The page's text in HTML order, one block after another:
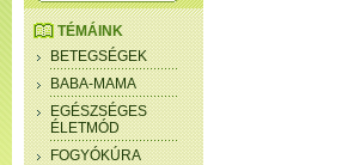
TÉMÁINK
BETEGSÉGEK
BABA-MAMA
EGÉSZSÉGES
ÉLETMÓD
FOGYÓKÚRA